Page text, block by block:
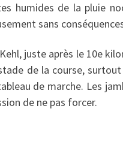
humides de la pluie
sans
juste après le 10e
de la course,
de marche. Les
de ne pas forcer.